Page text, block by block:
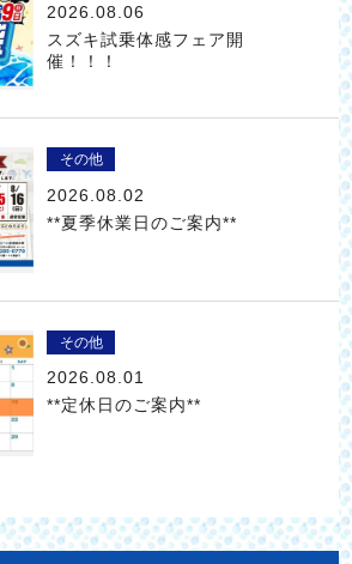
2026.08.06
スズキ試乗体感フェア開
催！！！
その他
2026.08.02
**夏季休業日のご案内**
その他
2026.08.01
**定休日のご案内**